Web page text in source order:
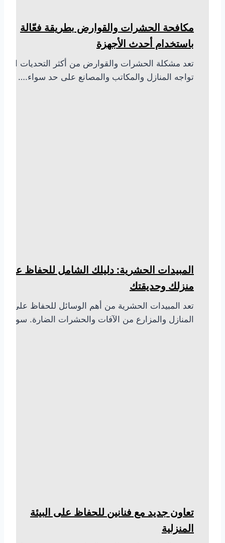
مكافحة الحشرات والقوارض بطريقة فعّالة
باستخدام أحدث الأجهزة
تعد مشكلة الحشرات والقوارض من أكثر التحديات التي
تواجه المنازل والمكاتب والمصانع على حد سواء.…
المبيدات الحشرية: دليلك الشامل للحفاظ على
منزلك وحديقتك
تعد المبيدات الحشرية من أهم الوسائل للحفاظ على
المنازل والمزارع من الآفات والحشرات الضارة. سواء…
تعاون جديد مع فنانين للحفاظ على البيئة
المنزلية